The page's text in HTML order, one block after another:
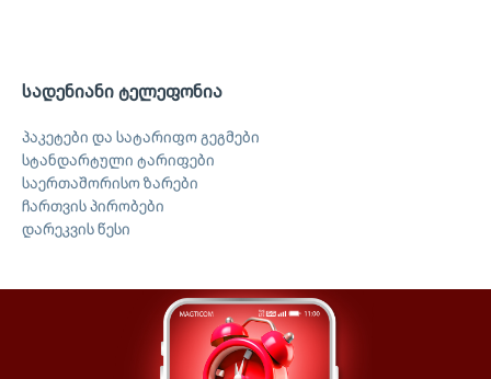
სადენიანი ტელეფონია
პაკეტები და სატარიფო გეგმები
სტანდარტული ტარიფები
საერთაშორისო ზარები
ჩართვის პირობები
დარეკვის წესი